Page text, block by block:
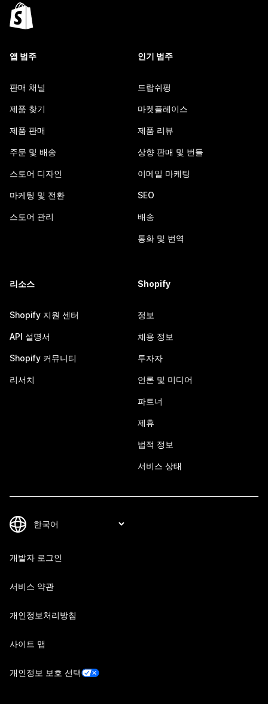
앱 범주
판매 채널
제품 찾기
제품 판매
주문 및 배송
스토어 디자인
마케팅 및 전환
스토어 관리
인기 범주
드랍쉬핑
마켓플레이스
제품 리뷰
상향 판매 및 번들
이메일 마케팅
SEO
배송
통화 및 번역
리소스
Shopify 지원 센터
API 설명서
Shopify 커뮤니티
리서치
Shopify
정보
채용 정보
투자자
언론 및 미디어
파트너
제휴
법적 정보
서비스 상태
개발자 로그인
서비스 약관
개인정보처리방침
사이트 맵
개인정보 보호 선택